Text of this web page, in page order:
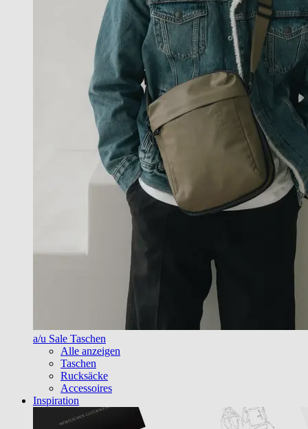
a/u Sale Taschen
Alle anzeigen
Taschen
Rucksäcke
Accessoires
Inspiration